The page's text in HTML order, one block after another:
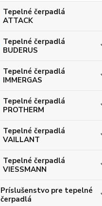
Tepelné čerpadlá
ATTACK
Tepelné čerpadlá
BUDERUS
Tepelné čerpadlá
IMMERGAS
Tepelné čerpadlá
PROTHERM
Tepelné čerpadlá
VAILLANT
Tepelné čerpadlá
VIESSMANN
Príslušenstvo pre tepelné
čerpadlá